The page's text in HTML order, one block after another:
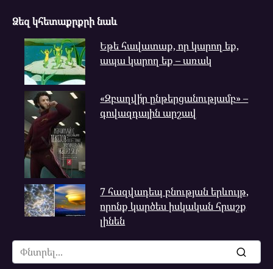
Ձեզ կհետաքրքրի նաև
Եթե հավատաք, որ կարող եք,
ապա կարող եք – առակ
«Զբաղվի՛ր ընթերցանությամբ» –
գովազդային արշավ
7 հազվադեպ բնության երևույթ,
որոնք կարծես իսկական հրաշք
լինեն
Search
for: